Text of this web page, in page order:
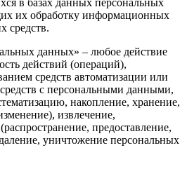
их обработку информационных
средств.
данных» – любое действие
действий (операций),
средств автоматизации или
с персональными данными,
накопление, хранение,
извлечение,
предоставление,
уничтожение персональных